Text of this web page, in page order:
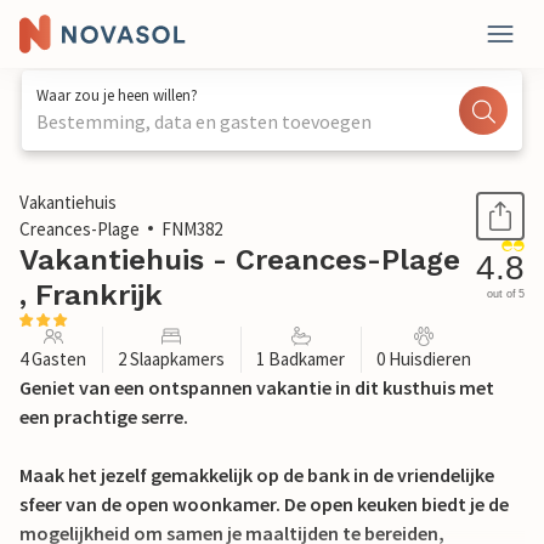
Waar zou je heen willen?
Bestemming, data en gasten toevoegen
1 / 29
Vakantiehuis
Creances-Plage
FNM382
Vakantiehuis - Creances-Plage
, Frankrijk
4.8
out of 5
4 Gasten 2 Slaapkamers 1 Badkamer 0 Huisdieren
Geniet van een ontspannen vakantie in dit kusthuis met
een prachtige serre.
Maak het jezelf gemakkelijk op de bank in de vriendelijke
sfeer van de open woonkamer. De open keuken biedt je de
mogelijkheid om samen je maaltijden te bereiden,